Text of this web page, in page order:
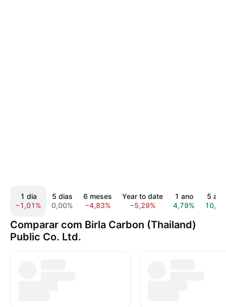
1 dia
−1,01%
5 dias
0,00%
6 meses
−4,83%
Year to date
−5,29%
1 ano
4,79%
5
Comparar com Birla Carbon (Thailand)
Public Co. Ltd.